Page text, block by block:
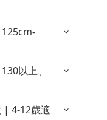
以上、
| 4-12歲適